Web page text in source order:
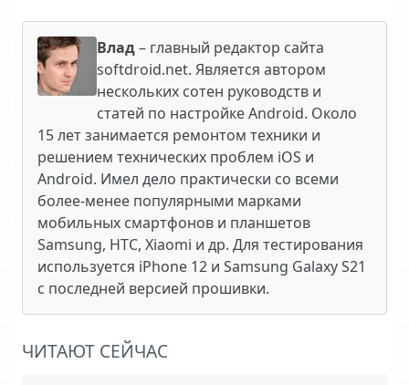
Влад– главный редактор сайта
softdroid.net. Является автором
нескольких сотен руководств и
статей по настройке Android. Около
15 лет занимается ремонтом техники и
решением технических проблем iOS и
Android. Имел дело практически со всеми
более-менее популярными марками
мобильных смартфонов и планшетов
Samsung, HTC, Xiaomi и др. Для тестирования
используется iPhone 12 и Samsung Galaxy S21
с последней версией прошивки.
ЧИТАЮТ СЕЙЧАС